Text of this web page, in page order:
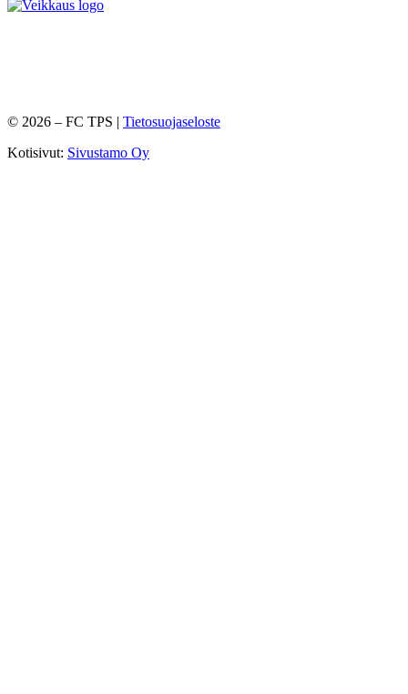
© 2026 – FC TPS | Tietosuojaseloste
Kotisivut: Sivustamo Oy